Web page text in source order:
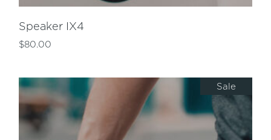
Speaker IX4
$80.00
Sale